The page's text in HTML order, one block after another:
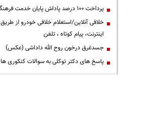
پرداخت ۱۰۰ درصد پاداش پایان خدمت فرهنگیان
خلافی آنلاین/استعلام خلافی خودرو از طریق
اینترنت، پیام کوتاه ، تلفن
جسدغرق درخون روح الله داداشی (عکس)
پاسخ های دکتر توکلی به سوالات کنکوری ها